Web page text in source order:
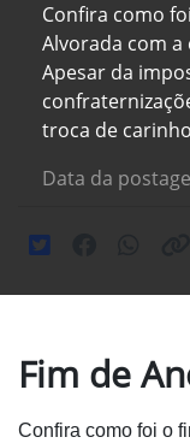
Confira como
Alvorada com
Apesar da
troca de
Data da
Fim de
Confira como foi o